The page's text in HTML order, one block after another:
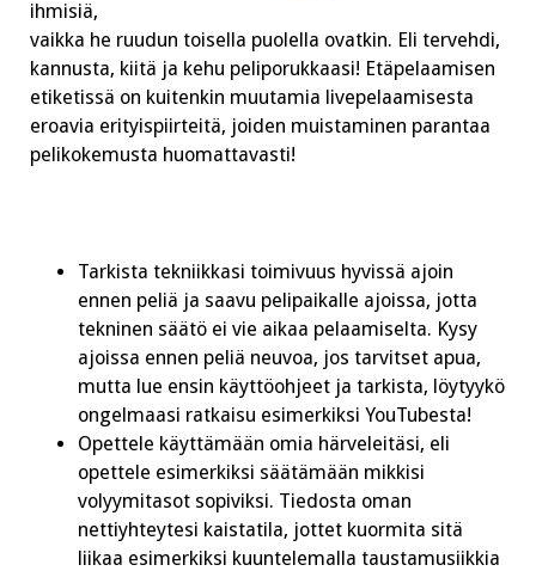
ihmisiä,
vaikka he ruudun toisella puolella ovatkin. Eli tervehdi,
kannusta, kiitä ja kehu peliporukkaasi! Etäpelaamisen
etiketissä on kuitenkin muutamia livepelaamisesta
eroavia erityispiirteitä, joiden muistaminen parantaa
pelikokemusta huomattavasti!
Tarkista tekniikkasi toimivuus hyvissä ajoin
ennen peliä ja saavu pelipaikalle ajoissa, jotta
tekninen säätö ei vie aikaa pelaamiselta. Kysy
ajoissa ennen peliä neuvoa, jos tarvitset apua,
mutta lue ensin käyttöohjeet ja tarkista, löytyykö
ongelmaasi ratkaisu esimerkiksi YouTubesta!
Opettele käyttämään omia härveleitäsi, eli
opettele esimerkiksi säätämään mikkisi
volyymitasot sopiviksi. Tiedosta oman
nettiyhteytesi kaistatila, jottet kuormita sitä
liikaa esimerkiksi kuuntelemalla taustamusiikkia